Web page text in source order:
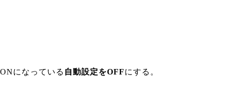
ONになっている 自動設定をOFFにする。